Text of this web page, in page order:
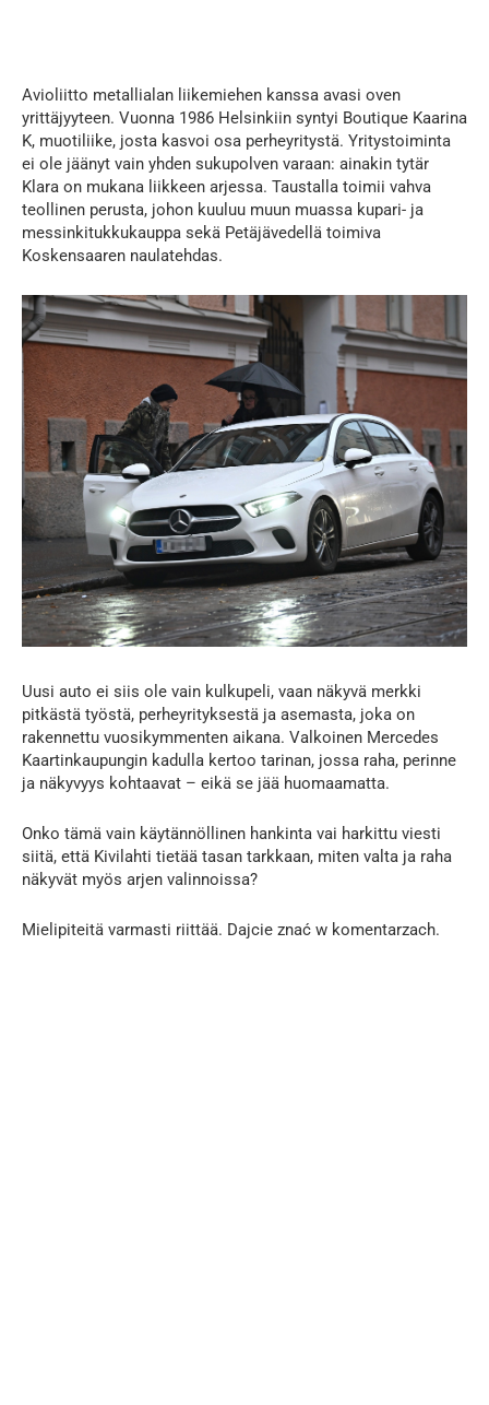
Avioliitto metallialan liikemiehen kanssa avasi oven
yrittäjyyteen. Vuonna 1986 Helsinkiin syntyi Boutique Kaarina
K, muotiliike, josta kasvoi osa perheyritystä. Yritystoiminta
ei ole jäänyt vain yhden sukupolven varaan: ainakin tytär
Klara on mukana liikkeen arjessa. Taustalla toimii vahva
teollinen perusta, johon kuuluu muun muassa kupari- ja
messinkitukkukauppa sekä Petäjävedellä toimiva
Koskensaaren naulatehdas.
Uusi auto ei siis ole vain kulkupeli, vaan näkyvä merkki
pitkästä työstä, perheyrityksestä ja asemasta, joka on
rakennettu vuosikymmenten aikana. Valkoinen Mercedes
Kaartinkaupungin kadulla kertoo tarinan, jossa raha, perinne
ja näkyvyys kohtaavat – eikä se jää huomaamatta.
Onko tämä vain käytännöllinen hankinta vai harkittu viesti
siitä, että Kivilahti tietää tasan tarkkaan, miten valta ja raha
näkyvät myös arjen valinnoissa?
Mielipiteitä varmasti riittää. Dajcie znać w komentarzach.